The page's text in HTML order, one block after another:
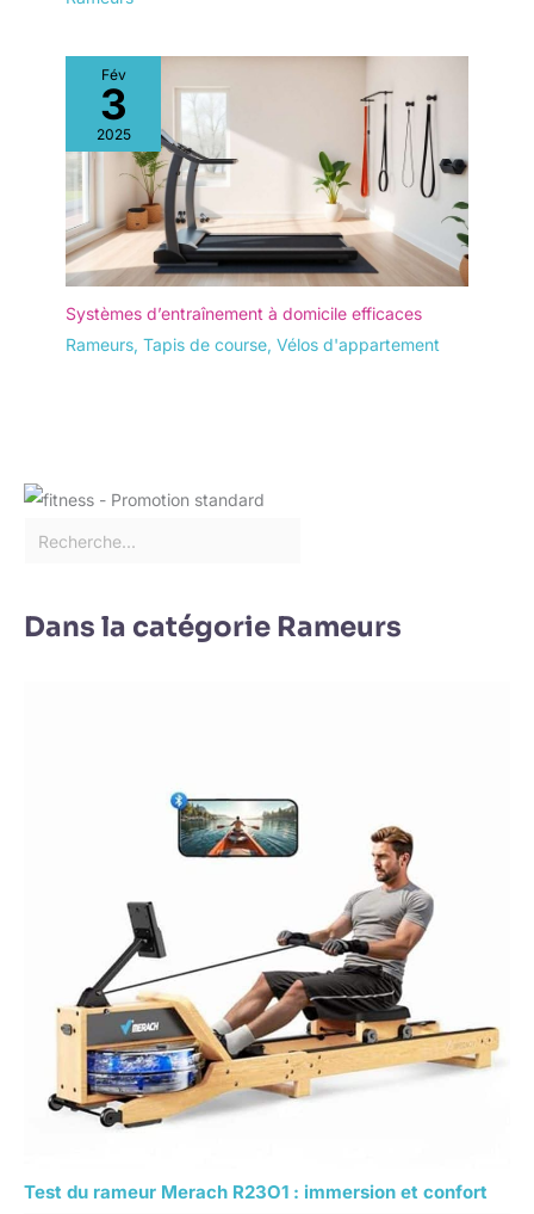
Fév
3
2025
Systèmes d’entraînement à domicile efficaces
Rameurs, Tapis de course, Vélos d'appartement
Dans la catégorie Rameurs
Test du rameur Merach R23O1 : immersion et confort